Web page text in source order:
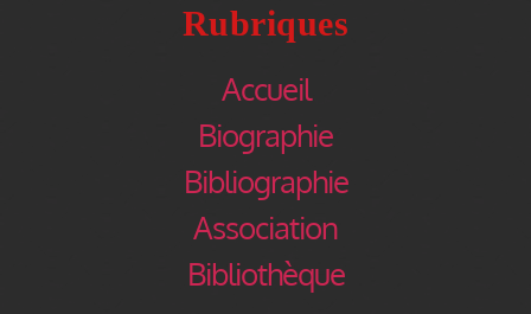
Rubriques
Accueil
Biographie
Bibliographie
Association
Bibliothèque